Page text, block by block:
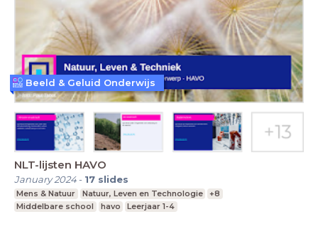
NLT-lijsten HAVO
January 2024- 17 slides
Mens & Natuur Natuur, Leven en Technologie
+8
Middelbare school
havo Leerjaar 1-4
Beeld & Geluid Onderwijs